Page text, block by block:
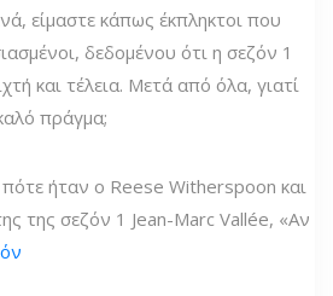
είμαστε κάπως έκπληκτοι που
δεδομένου ότι η σεζόν 1
και τέλεια. Μετά από όλα, γιατί
πράγμα;
πότε ήταν ο Reese Witherspoon και
της σεζόν 1 Jean-Marc Vallée, «Αν